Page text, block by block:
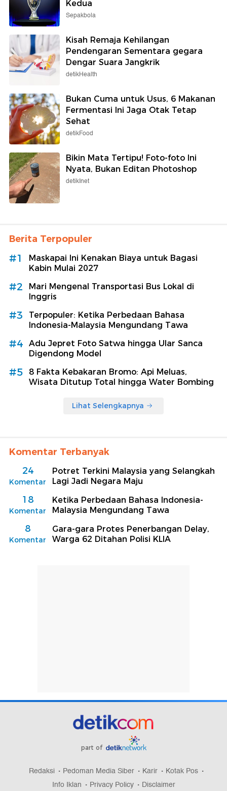
Kedua
Sepakbola
Kisah Remaja Kehilangan
Pendengaran Sementara gegara
Dengar Suara Jangkrik
detikHealth
Bukan Cuma untuk Usus, 6 Makanan
Fermentasi Ini Jaga Otak Tetap
Sehat
detikFood
Bikin Mata Tertipu! Foto-foto Ini
Nyata, Bukan Editan Photoshop
detikInet
Berita Terpopuler
#1
Maskapai Ini Kenakan Biaya untuk Bagasi
Kabin Mulai 2027
#2
Mari Mengenal Transportasi Bus Lokal di
Inggris
#3
Terpopuler: Ketika Perbedaan Bahasa
Indonesia-Malaysia Mengundang Tawa
#4
Adu Jepret Foto Satwa hingga Ular Sanca
Digendong Model
#5
8 Fakta Kebakaran Bromo: Api Meluas,
Wisata Ditutup Total hingga Water Bombing
Lihat Selengkapnya
Komentar Terbanyak
24
Komentar
Potret Terkini Malaysia yang Selangkah
Lagi Jadi Negara Maju
18
Komentar
Ketika Perbedaan Bahasa Indonesia-
Malaysia Mengundang Tawa
8
Komentar
Gara-gara Protes Penerbangan Delay,
Warga 62 Ditahan Polisi KLIA
part of
Redaksi Pedoman Media Siber Karir
Kotak Pos
Info Iklan
Privacy Policy Disclaimer